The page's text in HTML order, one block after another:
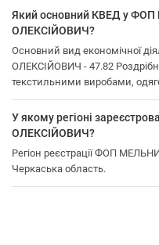
Який основний КВЕД у
ОЛЕКСІЙОВИЧ?
Основний вид економічної
ОЛЕКСІЙОВИЧ - 47.82
текстильними виробами,
У якому регіоні
ОЛЕКСІЙОВИЧ?
Регіон реєстрації ФОП
Черкаська область.